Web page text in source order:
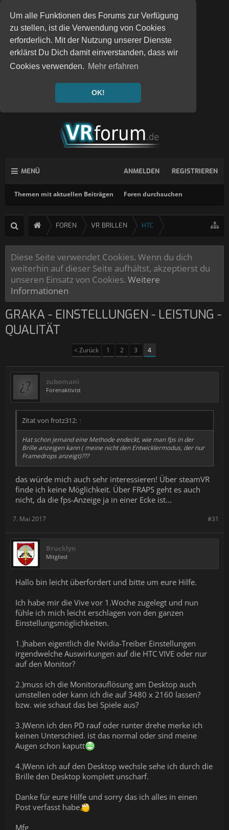
Um alle Funktionen des Forums zur Verfügung
zu stellen, ist die Verwendung von Cookies
erforderlich. Mit der Nutzung unserer Dienste
erklärst Du Dich damit einverstanden, dass wir
Cookies verwenden. Mehr erfahren
OK!
MENÜ
Themen mit aktuellen Beiträgen Foren durchsuchen
ANMELDEN REGISTRIEREN
FOREN VR BRILLEN HTC
Diese Seite verwendet Cookies. Wenn du dich
weiterhin auf dieser Seite aufhältst, akzeptierst du
unseren Einsatz von Cookies. Weitere
Informationen
GRAKA - EINSTELLUNGEN - LEISTUNG -
QUALITÄT
< Zurück 1 2 3 4
zubomani
Forenaktivist
Zitat von frotz312: ↑
Hat schon jemand eine Methode endeckt, wie man fps in der
Brille anzeigen kann ( meine nicht den Entwicklermodus, der nur
Framedrops anzeigt)???
das würde mich auch sehr interessieren! Über steamVR
finde ich keine Möglichkeit. Über FRAPS geht es auch
nicht, da die fps-Anzeige ja in einer Ecke ist...
#31
7. Mai 2017
Brucklyn
Mitglied
Hallo bin leicht überfordert und bitte um eure Hilfe.
Ich habe mir die Vive vor 1.Woche zugelegt und nun
fühle ich mich leicht erschlagen von den ganzen
Einstellungsmöglichkeiten.
1.)haben eigentlich die Nvidia-Treiber Einstellungen
irgendwelche Auswirkungen auf die HTC VIVE oder nur
auf den Monitor?
2.)muss ich die Monitorauflösung am Desktop auch
umstellen oder kann ich die auf 3480 x 2160 lassen?
bzw. wie schaut das bei Spiele aus?
3.)Wenn ich den PD rauf oder runter drehe merke ich
keinen Unterschied. ist das normal oder sind meine
Augen schon kaputt
4.)Wenn ich auf den Desktop wechsle sehe ich durch die
Brille den Desktop komplett unscharf.
Danke für eure Hilfe und sorry das ich alles in einen
Post verfasst habe
Mfg